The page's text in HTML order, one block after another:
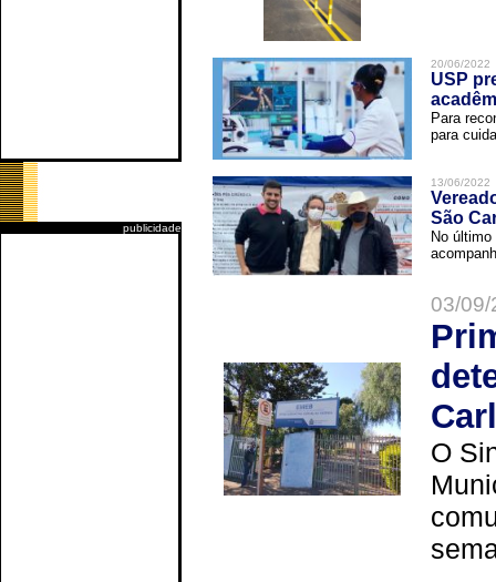
publicidade
20/06/2022
USP
Para
para
13/06/2022
São
No
03/
O